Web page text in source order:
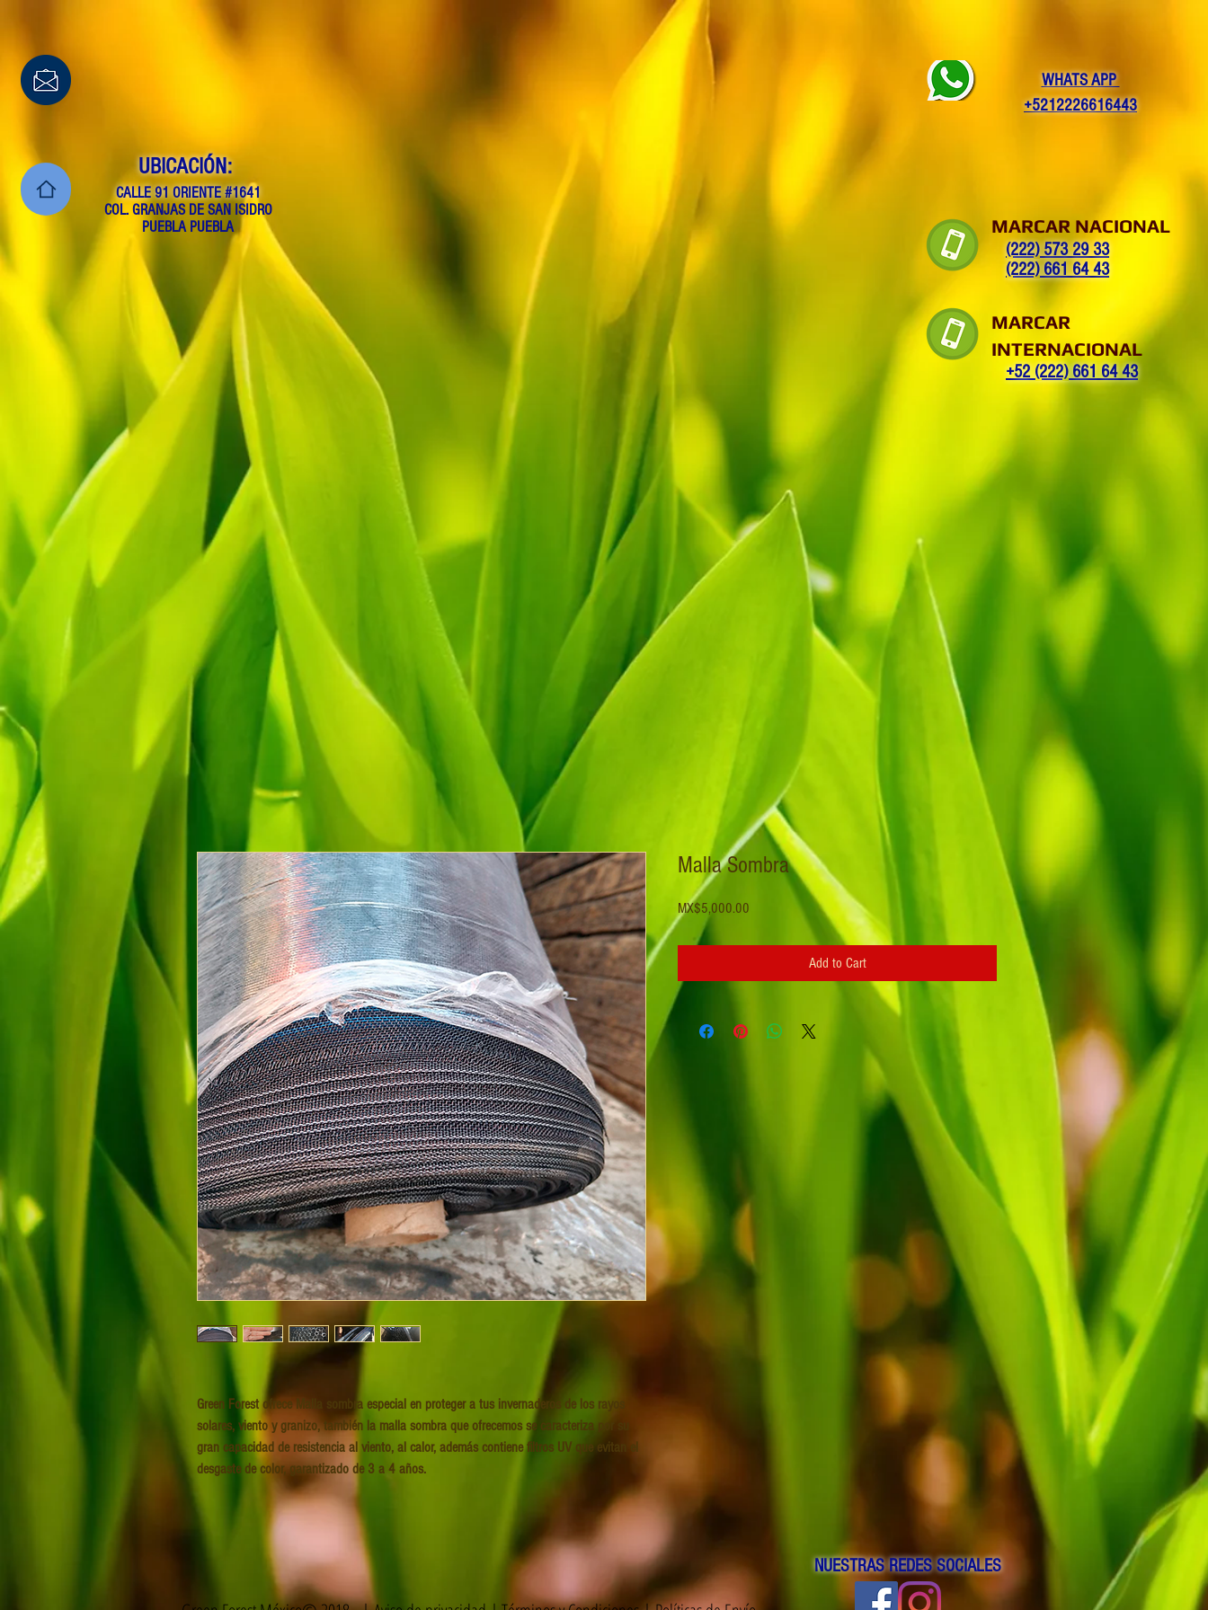
UBICACIÓN:
CALLE 91 ORIENTE #1641
COL. GRANJAS DE SAN ISIDRO
PUEBLA PUEBLA
WHATS APP
+5212226616443
MARCAR NACIONAL
(222) 573 29 33
(222) 661 64 43
MARCAR
INTERNACIONAL
+52 (222) 661 64 43
Green Forest ofrece Malla sombra especial en proteger a tus invernaderos de los rayos
solares, viento y granizo, también la malla sombra que ofrecemos se caracteriza por su
gran capacidad de resistencia al viento, al calor, además contiene filtros UV que evitan el
desgaste de color, garantizado de 3 a 4 años.
Malla Sombra
MX$5,000.00
Add to Cart
NUESTRAS REDES SOCIALES